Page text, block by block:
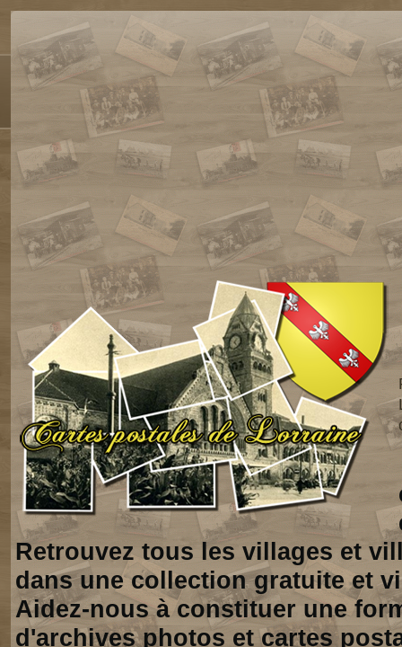
Retrouvez tous les villages et
dans une collection gratuite et
Aidez-nous à constituer une
d'archives photos et cartes